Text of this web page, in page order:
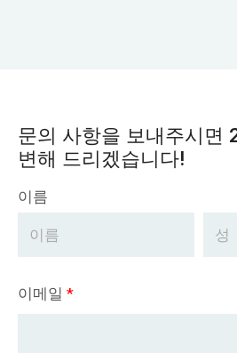
문의 사항을 보내주시면
변해 드리겠습니다!
이름
이메일 *